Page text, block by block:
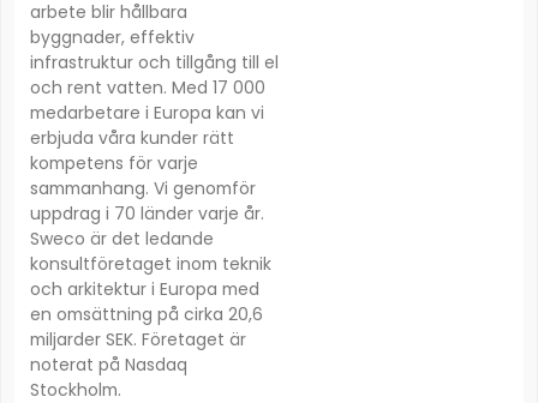
arbete blir hållbara
byggnader, effektiv
infrastruktur och tillgång till el
och rent vatten. Med 17 000
medarbetare i Europa kan vi
erbjuda våra kunder rätt
kompetens för varje
sammanhang. Vi genomför
uppdrag i 70 länder varje år.
Sweco är det ledande
konsultföretaget inom teknik
och arkitektur i Europa med
en omsättning på cirka 20,6
miljarder SEK. Företaget är
noterat på Nasdaq
Stockholm.